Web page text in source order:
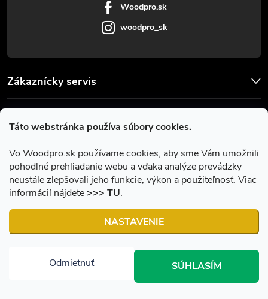
Táto webstránka používa súbory cookies.
Vo Woodpro.sk používame cookies, aby sme Vám umožnili
pohodlné prehliadanie webu a vďaka analýze prevádzky
neustále zlepšovali jeho funkcie, výkon a použiteľnosť. Viac
informácií nájdete>>> TU.
NASTAVENIE
Odmietnuť SÚHLASÍM
Zákaznícky servis
Woodpro.sk
woodpro_sk
Facebook
Copyright 2026Woodpro.sk. Všetky práva vyhradené.Upraviť
nastavenie cookies